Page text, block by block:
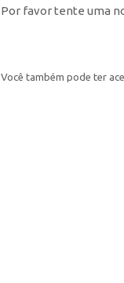
Por favor tente uma
Você também pode ter